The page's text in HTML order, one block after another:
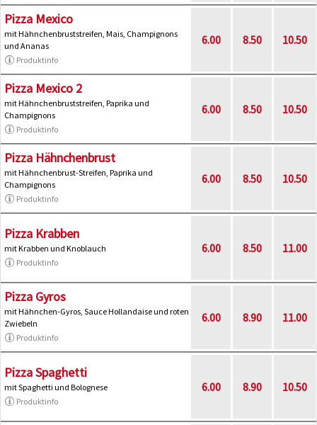
Pizza Mexico
mit Hähnchenbruststreifen, Mais, Champignons
und Ananas
Produktinfo
6.00 8.50 10.50
Pizza Mexico 2
mit Hähnchenbruststreifen, Paprika und
Champignons
Produktinfo
6.00 8.50 10.50
Pizza Hähnchenbrust
mit Hähnchenbrust-Streifen, Paprika und
Champignons
Produktinfo
6.00 8.50 10.50
Pizza Krabben
mit Krabben und Knoblauch
Produktinfo
6.00 8.50 11.00
Pizza Gyros
mit Hähnchen-Gyros, Sauce Hollandaise und roten
Zwiebeln
Produktinfo
6.00 8.90 11.00
Pizza Spaghetti
mit Spaghetti und Bolognese
Produktinfo
6.00 8.90 10.50